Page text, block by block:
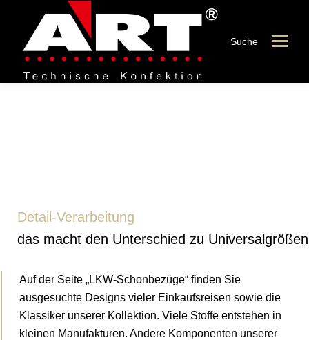
Suche
Detail-Verarbeitung
das macht den Unterschied zu Universalgrößen
Auf der Seite „LKW-Schonbezüge“ finden Sie
ausgesuchte Designs vieler Einkaufsreisen sowie die
Klassiker unserer Kollektion. Viele Stoffe entstehen in
kleinen Manufakturen. Andere Komponenten unserer